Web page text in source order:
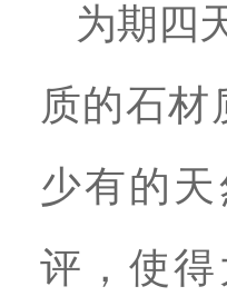
为期四
质的石材
少有的
评，使